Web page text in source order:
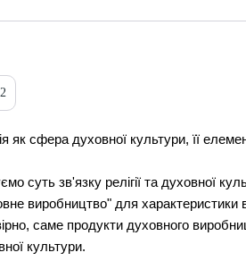
2
як сфера духовної культури, її
суть зв'язку релігії та духовної
виробництво" для характеристики
саме продукти духовного
культури.